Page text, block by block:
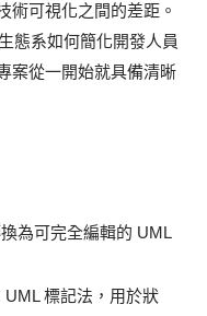
術可視化之間的差距。
態系如何簡化開發人員
案從一開始就具備清晰
為可完全編輯的 UML
UML 標記法，用於狀